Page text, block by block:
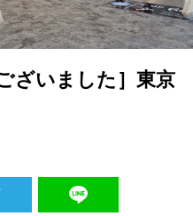
ざいました］東京